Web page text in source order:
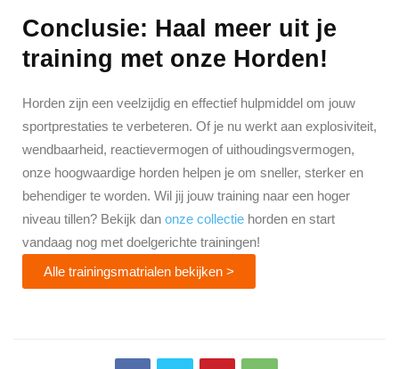
Conclusie: Haal meer uit je
training met onze Horden!
Horden zijn een veelzijdig en effectief hulpmiddel om jouw
sportprestaties te verbeteren. Of je nu werkt aan explosiviteit,
wendbaarheid, reactievermogen of uithoudingsvermogen,
onze hoogwaardige horden helpen je om sneller, sterker en
behendiger te worden. Wil jij jouw training naar een hoger
niveau tillen? Bekijk dan onze collectie horden en start
vandaag nog met doelgerichte trainingen!
Alle trainingsmatrialen bekijken >